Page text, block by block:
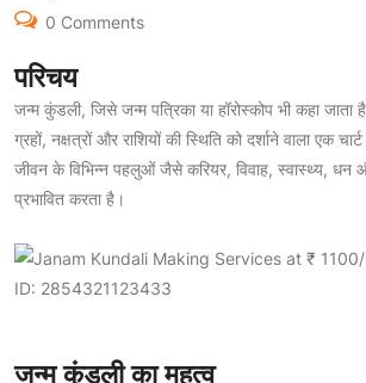
0 Comments
परिचय
जन्म कुंडली, जिसे जन्म पत्रिका या हॉरोस्कोप भी कहा
ग्रहों, नक्षत्रों और राशियों की स्थिति को दर्शाने वाला एक
जीवन के विभिन्न पहलुओं जैसे करियर, विवाह, स्वास्थ्य, धन
प्रभावित करता है।
जन्म कुंडली का महत्व